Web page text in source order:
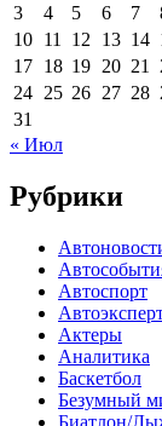
3
4 5 6 7
10 11 12 13 14
17 18 19 20 21
24 25 26 27 28
31
« Июл
Рубрики
Автоспорт
Актеры
Аналитика
Баскетбол
Безумный
Биатлон/